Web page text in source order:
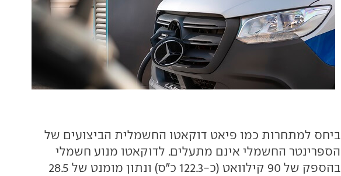
ביחס למתחרות כמו פיאט דוקאטו החשמלית הביצועים של
הספרינטר החשמלי אינם מתעלים. לדוקאטו מנוע חשמלי
בהספק של 90 קילוואט (כ-122.3 כ"ס) ונתון מומנט של 28.5